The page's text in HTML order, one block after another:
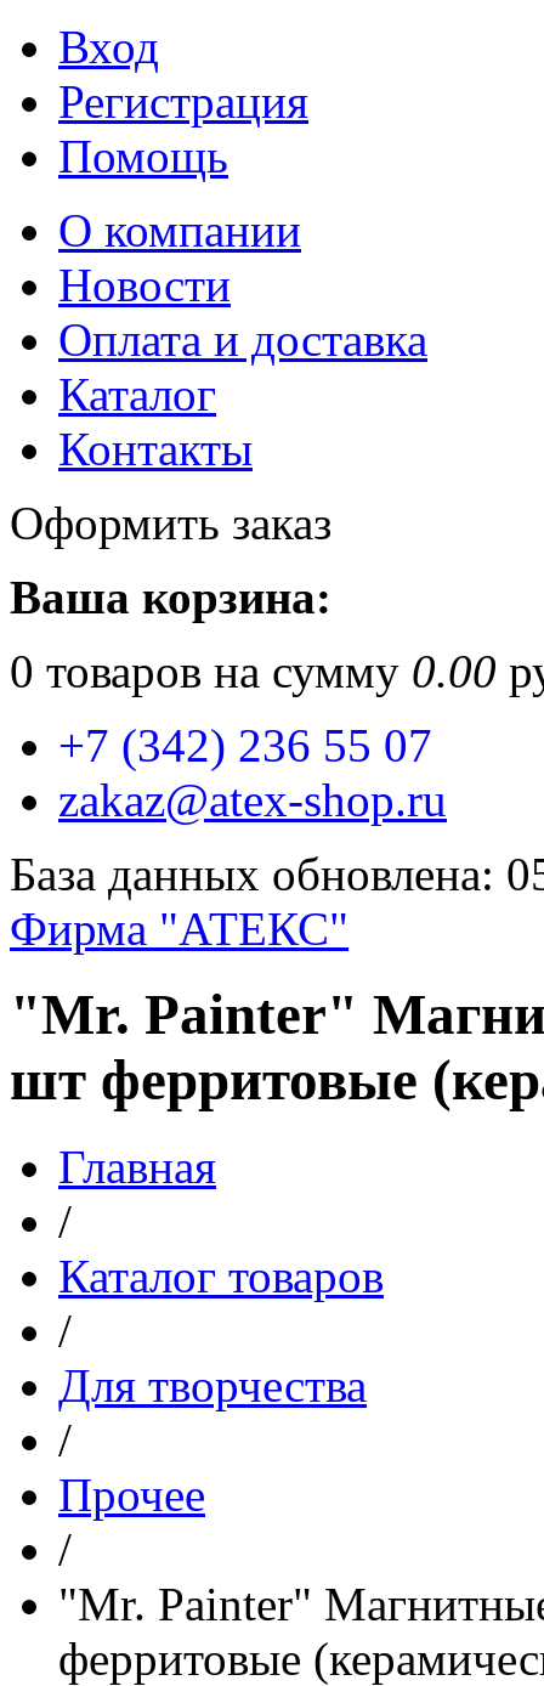
Вход
Регистрация
Помощь
О компании
Новости
Оплата и доставка
Каталог
Контакты
Оформить заказ
Ваша корзина:
0 товаров на сумму 0.00
+7 (342) 236 55 07
zakaz@atex-shop.ru
База данных обновлена:
Фирма "АТЕКС"
"Mr. Painter"
шт ферритовые
Главная
/
Каталог товаров
/
Для творчества
/
Прочее
/
"Mr. Painter"
ферритовые